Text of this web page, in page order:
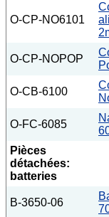
O-CP-NO6101
O-CP-NOPOP
O-CB-6100
O-FC-6085
Pièces
détachées:
batteries
B-3650-06